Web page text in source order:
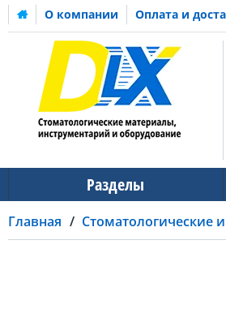
О компании Оплата и
Разделы
Главная Стоматологические